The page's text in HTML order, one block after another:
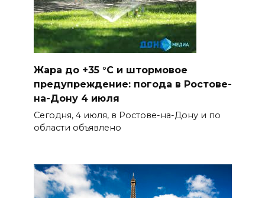
Жара до +35 °C и штормовое
предупреждение: погода в Ростове-
на-Дону 4 июля
Сегодня, 4 июля, в Ростове-на-Дону и по
области объявлено